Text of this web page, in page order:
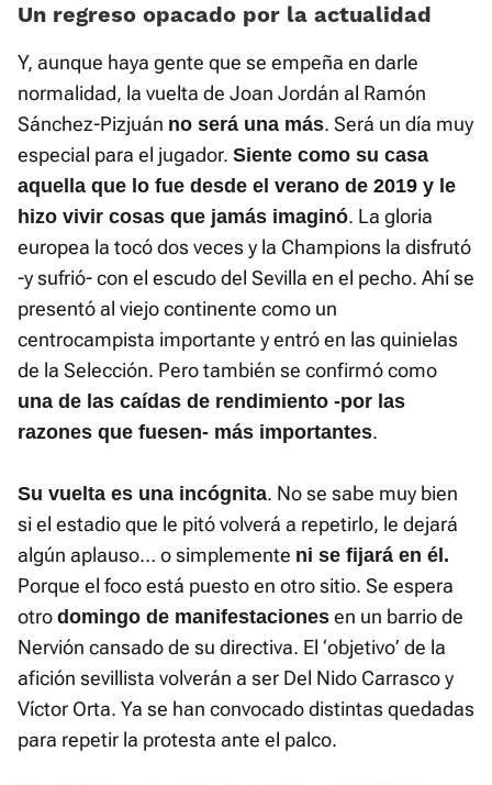
Un regreso opacado por la actualidad
Y, aunque haya gente que se empeña en darle
normalidad, la vuelta de Joan Jordán al Ramón
Sánchez-Pizjuán no será una más. Será un día muy
especial para el jugador. Siente como su casa
aquella que lo fue desde el verano de 2019 y le
hizo vivir cosas que jamás imaginó. La gloria
europea la tocó dos veces y la Champions la disfrutó
-y sufrió- con el escudo del Sevilla en el pecho. Ahí se
presentó al viejo continente como un
centrocampista importante y entró en las quinielas
de la Selección. Pero también se confirmó como
una de las caídas de rendimiento -por las
razones que fuesen- más importantes.
Su vuelta es una incógnita. No se sabe muy bien
si el estadio que le pitó volverá a repetirlo, le dejará
algún aplauso… o simplemente ni se fijará en él.
Porque el foco está puesto en otro sitio. Se espera
otro domingo de manifestaciones en un barrio de
Nervión cansado de su directiva. El ‘objetivo’ de la
afición sevillista volverán a ser Del Nido Carrasco y
Víctor Orta. Ya se han convocado distintas quedadas
para repetir la protesta ante el palco.